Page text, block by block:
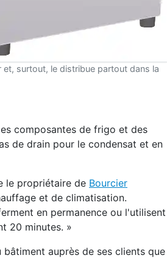
surtout, le distribue partout dans la
composantes de frigo et des
de drain pour le condensat et en
le propriétaire de Bourcier
et de climatisation.
en permanence ou l'utilisent
20 minutes. »
auprès de ses clients que